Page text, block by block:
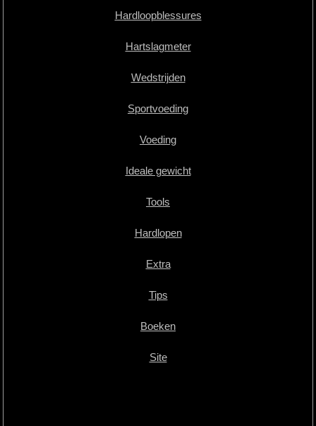
Hardloopblessures
Hartslagmeter
Wedstrijden
Sportvoeding
Voeding
Ideale gewicht
Tools
Hardlopen
Extra
Tips
Boeken
Site